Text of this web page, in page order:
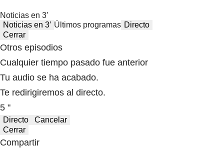
Noticias en 3′
Noticias en 3′ Últimos programas Directo
Cerrar
Otros episodios
Cualquier tiempo pasado fue anterior
Tu audio se ha acabado.
Te redirigiremos al directo.
5 "
Directo
Cancelar
Cerrar
Compartir